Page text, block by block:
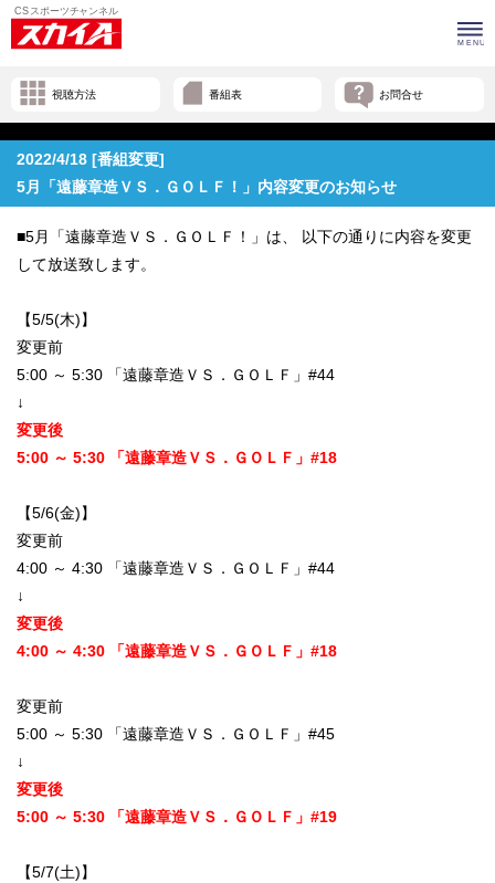
視聴方法 番組表 お問合せ
2022/4/18 [番組変更]
5月「遠藤章造ＶＳ．ＧＯＬＦ！」内容変更のお知らせ
■5月「遠藤章造ＶＳ．ＧＯＬＦ！」は、 以下の通りに内容を変更
して放送致します。
【5/5(木)】
変更前
5:00 ～ 5:30 「遠藤章造ＶＳ．ＧＯＬＦ」#44
↓
変更後
5:00 ～ 5:30 「遠藤章造ＶＳ．ＧＯＬＦ」#18
【5/6(金)】
変更前
4:00 ～ 4:30 「遠藤章造ＶＳ．ＧＯＬＦ」#44
↓
変更後
4:00 ～ 4:30 「遠藤章造ＶＳ．ＧＯＬＦ」#18
変更前
5:00 ～ 5:30 「遠藤章造ＶＳ．ＧＯＬＦ」#45
↓
変更後
5:00 ～ 5:30 「遠藤章造ＶＳ．ＧＯＬＦ」#19
【5/7(土)】